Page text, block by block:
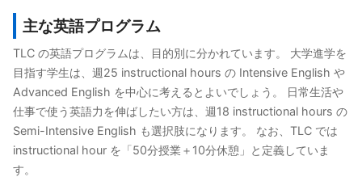
主な英語プログラム
TLC の英語プログラムは、目的別に分かれています。 大学進学を
目指す学生は、週25 instructional hours の Intensive English や
Advanced English を中心に考えるとよいでしょう。 日常生活や
仕事で使う英語力を伸ばしたい方は、週18 instructional hours の
Semi-Intensive English も選択肢になります。 なお、TLC では
instructional hour を「50分授業＋10分休憩」と定義していま
す。